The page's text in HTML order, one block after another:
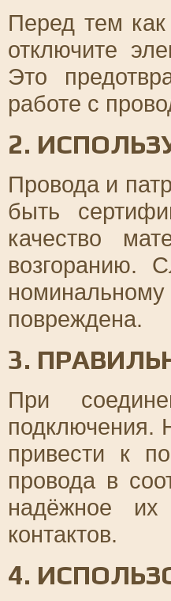
Перед тем
отключите
Это
работе с
2.
Провода и
быть
качество
возгоранию.
повреждена.
3.
При
подключения.
привести к
провода в
надёжное их
контактов.
4.